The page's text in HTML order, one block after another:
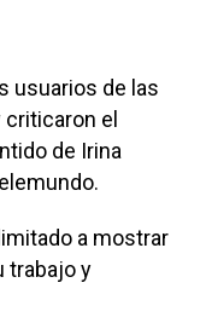
usuarios de las
el
de Irina
a mostrar
trabajo y